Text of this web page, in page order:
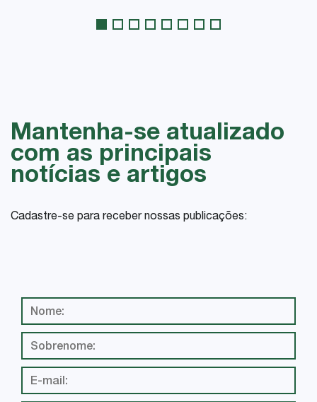
Mantenha-se atualizado
com as principais
notícias e artigos
Cadastre-se para receber nossas publicações: